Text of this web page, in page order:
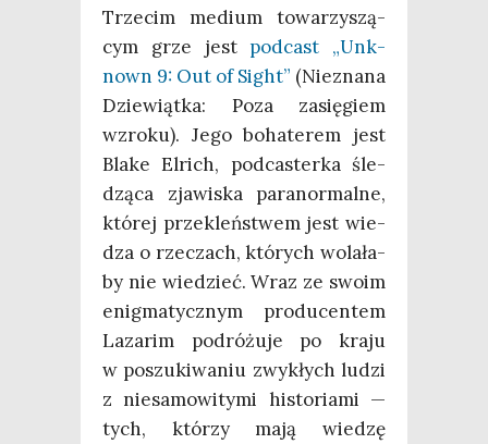
Trze­cim medium towa­rzy­szą­
cym grze jest pod­cast „Unk­
nown 9: Out of Sight” (Nie­zna­na
Dzie­wiąt­ka: Poza zasię­giem
wzro­ku). Jego boha­te­rem jest
Bla­ke Elrich, pod­ca­ster­ka śle­
dzą­ca zja­wi­ska para­nor­mal­ne,
któ­rej prze­kleń­stwem jest wie­
dza o rze­czach, któ­rych wola­ła­
by nie wie­dzieć. Wraz ze swo­im
enig­ma­tycz­nym pro­du­cen­tem
Laza­rim podró­żu­je po kra­ju
w poszu­ki­wa­niu zwy­kłych ludzi
z nie­sa­mo­wi­ty­mi histo­ria­mi —
tych, któ­rzy mają wie­dzę